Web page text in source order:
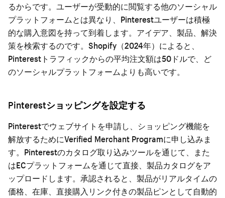
るからです。ユーザーが受動的に閲覧する他のソーシャル
プラットフォームとは異なり、Pinterestユーザーは積極
的な購入意図を持って到着します。アイデア、製品、解決
策を検索するのです。Shopify（2024年）によると、
Pinterestトラフィックからの平均注文額は50ドルで、ど
のソーシャルプラットフォームよりも高いです。
Pinterestショッピングを設定する
Pinterestでウェブサイトを申請し、ショッピング機能を
解放するためにVerified Merchant Programに申し込みま
す。Pinterestのカタログ取り込みツールを通じて、また
はECプラットフォームを通じて直接、製品カタログをア
ップロードします。承認されると、製品がリアルタイムの
価格、在庫、直接購入リンク付きの製品ピンとして自動的